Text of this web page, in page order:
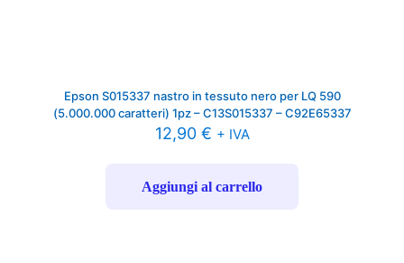
Epson S015337 nastro in tessuto nero per LQ 590
(5.000.000 caratteri) 1pz – C13S015337 – C92E65337
12,90 € + IVA
Aggiungi al carrello